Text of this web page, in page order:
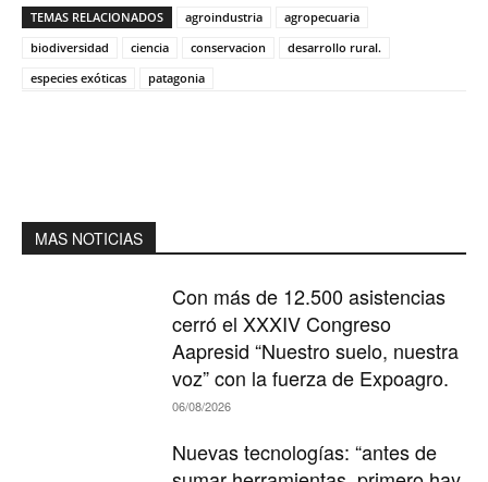
TEMAS RELACIONADOS agroindustria
agropecuaria
biodiversidad
ciencia conservacion
desarrollo rural.
especies exóticas
patagonia
MAS NOTICIAS
Con más de 12.500 asistencias
cerró el XXXIV Congreso
Aapresid “Nuestro suelo, nuestra
voz” con la fuerza de Expoagro.
06/08/2026
Nuevas tecnologías: “antes de